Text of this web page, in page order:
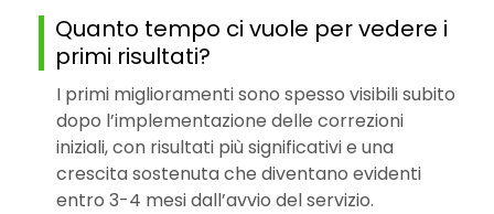
Quanto tempo ci vuole per vedere i
primi risultati?
I primi miglioramenti sono spesso visibili subito
dopo l’implementazione delle correzioni
iniziali, con risultati più significativi e una
crescita sostenuta che diventano evidenti
entro 3-4 mesi dall’avvio del servizio.